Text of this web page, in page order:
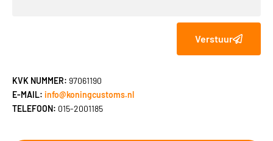
Verstuur
KVK NUMMER: 97061190
E-MAIL: info@koningcustoms.nl
TELEFOON: 015-2001185